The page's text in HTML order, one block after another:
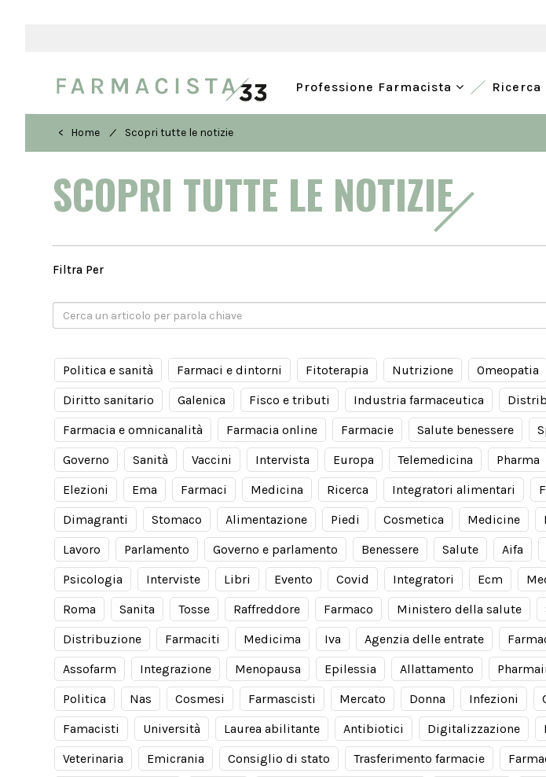
Professione Farmacista Ricerca
< Home / Scopri tutte le notizie
SCOPRI TUTTE LE NOTIZIE
Filtra Per
Politica e sanità Farmaci e dintorni Fitoterapia Nutrizione Omeopatia
Diritto sanitario
Galenica Fisco e tributi Industria farmaceutica
Farmacia e omnicanalità
Farmacia online Farmacie Salute benessere
Governo
Sanità Vaccini Intervista Europa Telemedicina Pharma
Elezioni
Ema Farmaci Medicina Ricerca Integratori alimentari
Dimagranti
Stomaco Alimentazione Piedi Cosmetica Medicine
Lavoro
Parlamento Governo e parlamento Benessere Salute Aifa
Psicologia
Interviste Libri Evento Covid Integratori Ecm
Roma
Sanita Tosse Raffreddore Farmaco Ministero della salute
Distribuzione
Farmaciti Medicima Iva Agenzia delle entrate
Assofarm
Integrazione Menopausa Epilessia Allattamento
Politica
Nas Cosmesi Farmascisti Mercato Donna Infezioni
Famacisti
Università Laurea abilitante Antibiotici Digitalizzazione
Veterinaria
Emicrania Consiglio di stato Trasferimento farmacie